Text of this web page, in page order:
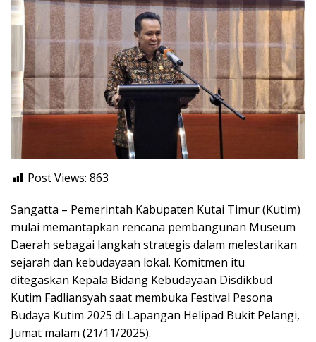
Post Views: 863
Sangatta – Pemerintah Kabupaten Kutai Timur (Kutim)
mulai memantapkan rencana pembangunan Museum
Daerah sebagai langkah strategis dalam melestarikan
sejarah dan kebudayaan lokal. Komitmen itu
ditegaskan Kepala Bidang Kebudayaan Disdikbud
Kutim Fadliansyah saat membuka Festival Pesona
Budaya Kutim 2025 di Lapangan Helipad Bukit Pelangi,
Jumat malam (21/11/2025).